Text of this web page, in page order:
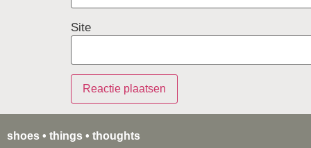
Site
shoes • things • thoughts